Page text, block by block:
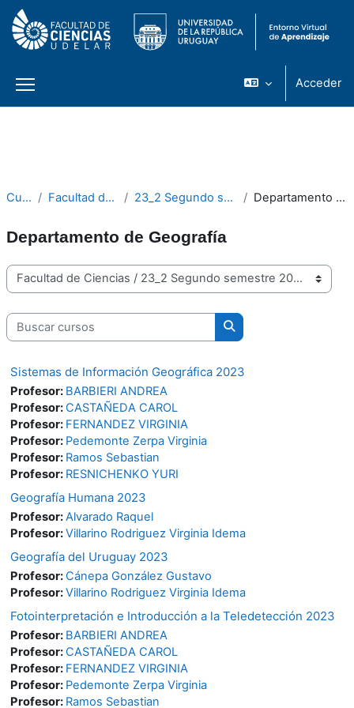
Panel lateral
Acceder
Cursos Facultad de Ciencias 23_2 Segundo semestre 2023 Departamento de Geografía
Departamento de Geografía
Categorías
Buscar cursos
Buscar cursos
Sistemas de Información Geográfica 2023
Profesor: BARBIERI ANDREA
Profesor:CASTAÑEDA CAROL
Profesor: FERNANDEZ VIRGINIA
Profesor: Pedemonte Zerpa Virginia
Profesor: Ramos Sebastian
Profesor: RESNICHENKO YURI
Geografía Humana 2023
Profesor:Alvarado Raquel
Profesor:Villarino Rodriguez Virginia Idema
Geografía del Uruguay 2023
Profesor:Cánepa González Gustavo
Profesor:Villarino Rodriguez Virginia Idema
Fotointerpretación e Introducción a la Teledetección 2023
Profesor: BARBIERI ANDREA
Profesor:CASTAÑEDA CAROL
Profesor: FERNANDEZ VIRGINIA
Profesor: Pedemonte Zerpa Virginia
Profesor: Ramos Sebastian